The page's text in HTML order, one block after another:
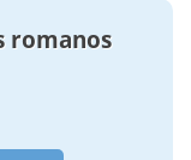
romanos